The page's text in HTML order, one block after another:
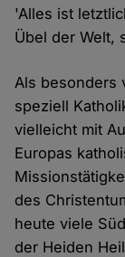
'Alles ist
Übel der Welt,
Als besonders
speziell
vielleicht mit
Europas
des
heute viele
der Heiden